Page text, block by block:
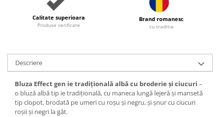
Calitate superioara
Produse verificate
Brand romanesc
cu traditie
Descriere
Bluza Effect gen ie tradițională albă cu broderie și ciucuri –
o bluză albă tip ie tradițională, cu maneca lungă lejeră și mansetă
tip clopot, brodată pe umeri cu roșu și negru, și șnur cu ciucuri
roșii și negri la gât.